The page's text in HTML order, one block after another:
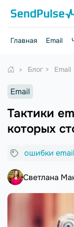
Главная Email
Блог Email
Email
Тактики
которых
ошибки
Светлана